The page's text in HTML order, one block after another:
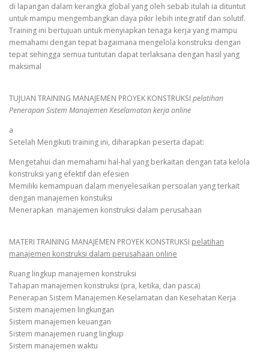
di lapangan dalam kerangka global yang oleh sebab itulah ia dituntut
untuk mampu mengembangkan daya pikir lebih integratif dan solutif.
Training ini bertujuan untuk menyiapkan tenaga kerja yang mampu
memahami dengan tepat bagaimana mengelola konstruksi dengan
tepat sehingga semua tuntutan dapat terlaksana dengan hasil yang
maksimal
TUJUAN TRAINING MANAJEMEN PROYEK KONSTRUKSI pelatihan
Penerapan Sistem Manajemen Keselamatan kerja online
a
Setelah Mengikuti training ini, diharapkan peserta dapat:
Mengetahui dan memahami hal-hal yang berkaitan dengan tata kelola
konstruksi yang efektif dan efesien
Memiliki kemampuan dalam menyelesaikan persoalan yang terkait
dengan manajemen konstuksi
Menerapkan manajemen konstruksi dalam perusahaan
MATERI TRAINING MANAJEMEN PROYEK KONSTRUKSI pelatihan
manajemen konstruksi dalam perusahaan online
Ruang lingkup manajemen konstruksi
Tahapan manajemen konstruksi (pra, ketika, dan pasca)
Penerapan Sistem Manajemen Keselamatan dan Kesehatan Kerja
Sistem manajemen lingkungan
Sistem manajemen keuangan
Sistem manajemen ruang lingkup
Sistem manajemen waktu